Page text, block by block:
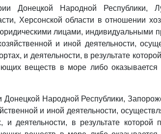
Донецкой Народной Республики,
Херсонской области в отношении
лицами, индивидуальными
и иной деятельности,
и деятельности, в результате
веществ в море либо оказывается
Донецкой Народной Республики,
и иной деятельности,
и деятельности, в результате которой